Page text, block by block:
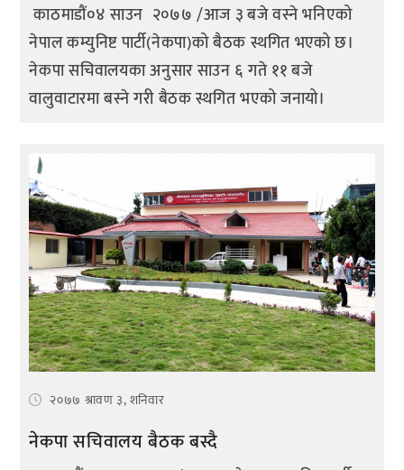
काठमाडौं०४ साउन २०७७ /आज ३ बजे वस्ने भनिएको
नेपाल कम्युनिष्ट पार्टी(नेकपा)को बैठक स्थगित भएको छ।
नेकपा सचिवालयका अनुसार साउन ६ गते ११ बजे
वालुवाटारमा बस्ने गरी बैठक स्थगित भएको जनायो।
२०७७ श्रावण ३, शनिवार
नेकपा सचिवालय बैठक बस्दै